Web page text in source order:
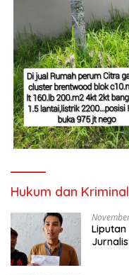
Hukum dan Kriminal
Liputan